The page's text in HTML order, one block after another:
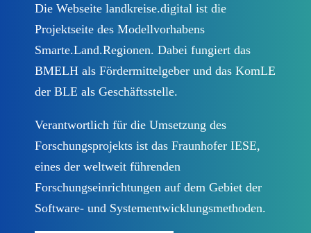
Impressum
Newsletter abonnieren
Die Webseite landkreise.digital ist die
Projektseite des Modellvorhabens
Smarte.Land.Regionen. Dabei fungiert das
BMELH als Fördermittelgeber und das KomLE
der BLE als Geschäftsstelle.
Verantwortlich für die Umsetzung des
Forschungsprojekts ist das Fraunhofer IESE,
eines der weltweit führenden
Forschungseinrichtungen auf dem Gebiet der
Software- und Systementwicklungsmethoden.